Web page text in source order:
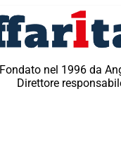
Fondato nel 1996 da
Direttore